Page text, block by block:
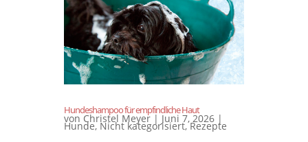
Hundeshampoo für empfindliche Haut
von Christel Meyer| Juni 7, 2026|
Hunde, Nicht kategorisiert,Rezepte